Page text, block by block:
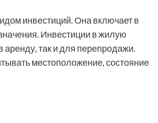
инвестиций. Она включает в
Инвестиции в жилую
аренду, так и для перепродажи.
местоположение, состояние